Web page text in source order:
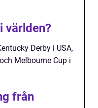
världen?
Derby i USA,
Melbourne Cup i
från